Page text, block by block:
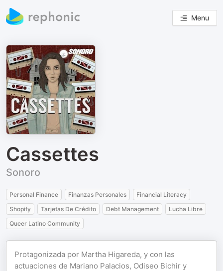
Menu
Cassettes
Sonoro
Personal Finance Finanzas Personales
Financial Literacy
Shopify
Tarjetas De Crédito Debt Management
Lucha Libre
Queer Latino Community
Protagonizada por Martha Higareda, y con las
actuaciones de Mariano Palacios, Odiseo Bichir y